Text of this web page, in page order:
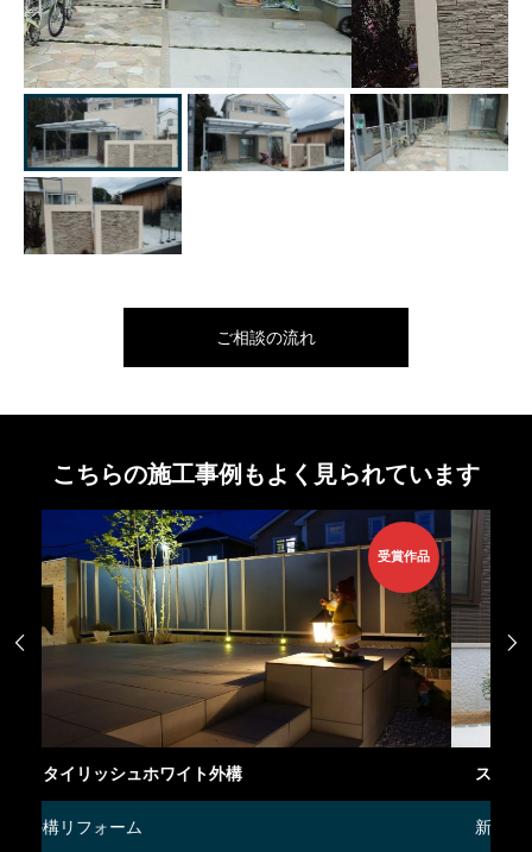
ご相談の流れ
こちらの施工事例もよく見られています
スタイリッシュデザイン外構
新築外構
 